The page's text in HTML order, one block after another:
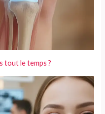
tout le temps ?